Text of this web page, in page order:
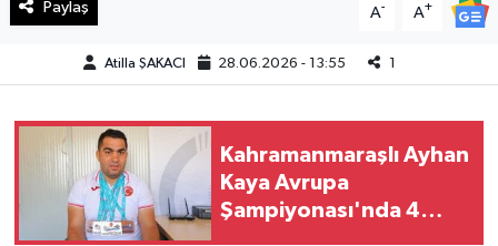
Paylaş A- A+
Atilla ŞAKACI 28.06.2026 - 13:55 1
Kahramanmaraşlı Ayhan
Kaya Avrupa
Şampiyonası'nda 4
Sağlık
Spor
SürManşet
Teknoloji
Yaşam